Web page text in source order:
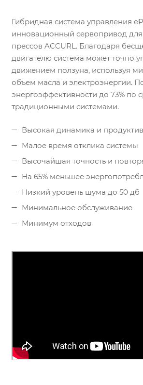
Гибридная система управления
инновационный сервопривод
прессов ACCURL. Благодаря
двигателю система может точно
движением ползуна, используя
объем масла и электроэнергии.
энергоэффективности до 73% по
традиционными системами.
Высокая динамика и
Малое время отклика системы
Высочайшая точность и
На 65% меньшее
Низкий уровень шума до 50 дб
Минимальное обслуживание
Минимум отходов